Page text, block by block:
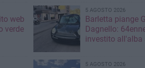
web
verde
5 AGOSTO 2026
Barletta piange
Dagnello:
investito all'alba
5 AGOSTO 2026